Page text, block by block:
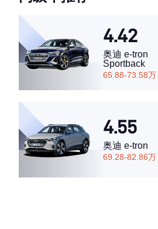
4.42
奥迪 e-tron
Sportback
65.88-73.58万
4.55
奥迪 e-tron
69.28-82.86万